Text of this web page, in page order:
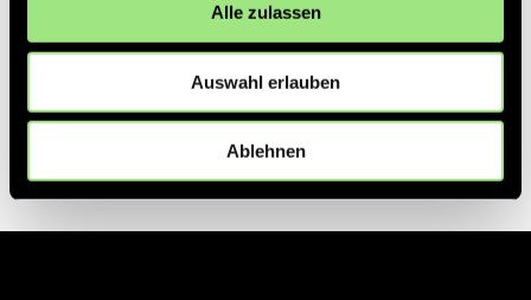
Alle zulassen
Auswahl erlauben
Ablehnen